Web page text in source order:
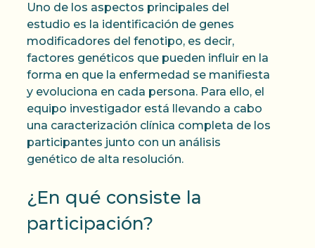
Uno de los aspectos principales del
estudio es la identificación de genes
modificadores del fenotipo, es decir,
factores genéticos que pueden influir en la
forma en que la enfermedad se manifiesta
y evoluciona en cada persona. Para ello, el
equipo investigador está llevando a cabo
una caracterización clínica completa de los
participantes junto con un análisis
genético de alta resolución.
¿En qué consiste la
participación?